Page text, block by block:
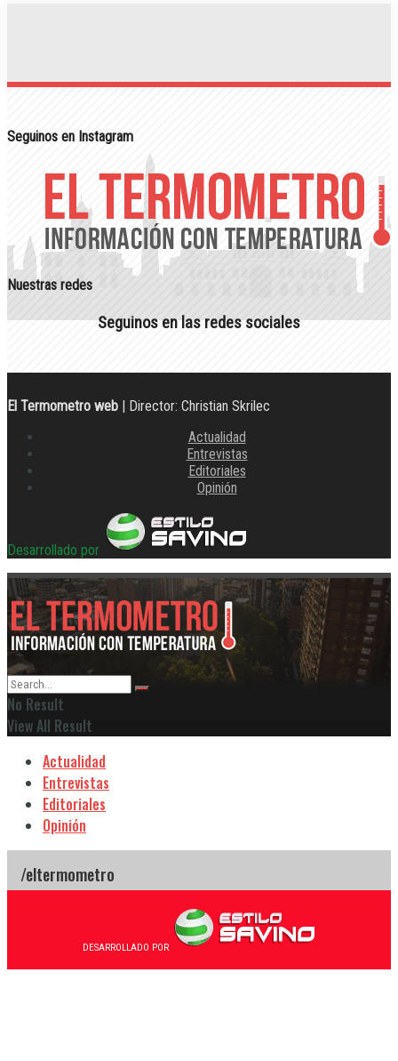
Seguinos en Instagram
Nuestras redes
Seguinos en las redes sociales
El Termometro web | Director: Christian Skrilec
Actualidad
Entrevistas
Editoriales
Opinión
Desarrollado por
No Result
View All Result
Actualidad
Entrevistas
Editoriales
Opinión
DESARROLLADO POR